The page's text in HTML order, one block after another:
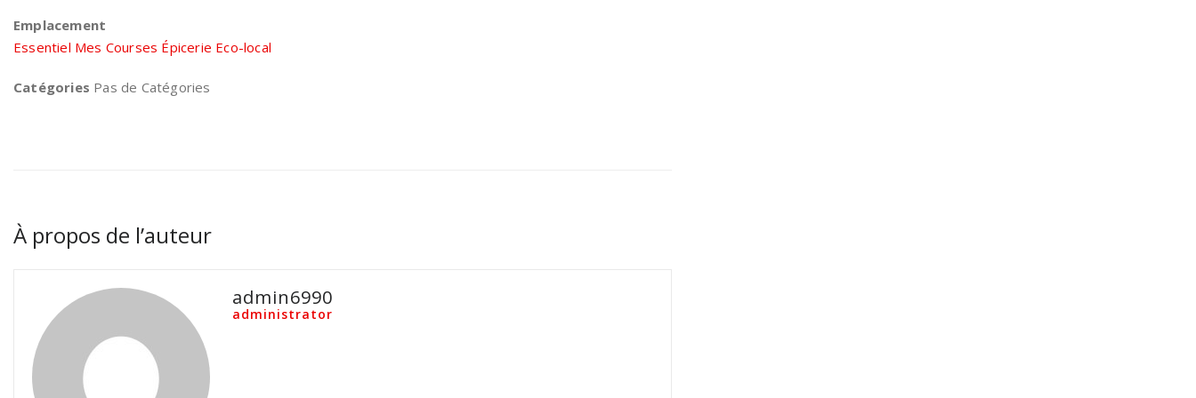
Emplacement
Essentiel Mes Courses Épicerie Eco-local
Catégories Pas de Catégories
À propos de l’auteur
admin6990
administrator